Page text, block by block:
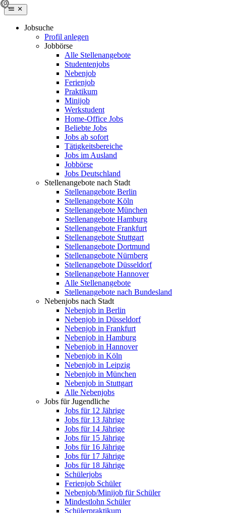
Jobsuche
Profil anlegen
Jobbörse
Alle Stellenangebote
Studentenjobs
Nebenjob
Ferienjob
Praktikum
Minijob
Werkstudent
Home-Office Jobs
Beliebte Jobs
Jobs ab sofort
Tätigkeitsbereiche
Jobs im Ausland
Jobbörse
Jobs Deutschland
Stellenangebote nach Stadt
Stellenangebote Berlin
Stellenangebote Köln
Stellenangebote München
Stellenangebote Hamburg
Stellenangebote Frankfurt
Stellenangebote Stuttgart
Stellenangebote Dortmund
Stellenangebote Nürnberg
Stellenangebote Düsseldorf
Stellenangebote Hannover
Alle Stellenangebote
Stellenangebote nach Bundesland
Nebenjobs nach Stadt
Nebenjob in Berlin
Nebenjob in Düsseldorf
Nebenjob in Frankfurt
Nebenjob in Hamburg
Nebenjob in Hannover
Nebenjob in Köln
Nebenjob in Leipzig
Nebenjob in München
Nebenjob in Stuttgart
Alle Nebenjobs
Jobs für Jugendliche
Jobs für 12 Jährige
Jobs für 13 Jährige
Jobs für 14 Jährige
Jobs für 15 Jährige
Jobs für 16 Jährige
Jobs für 17 Jährige
Jobs für 18 Jährige
Schülerjobs
Ferienjob Schüler
Nebenjob/Minijob für Schüler
Mindestlohn Schüler
Schülerpraktikum